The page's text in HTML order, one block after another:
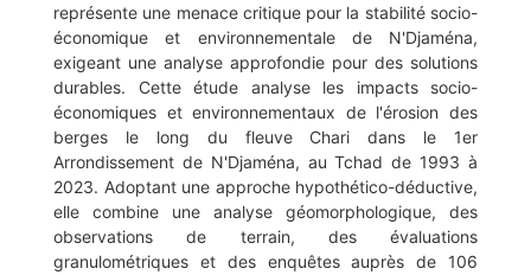
représente une menace critique pour la stabilité socio-
économique et environnementale de N'Djaména,
exigeant une analyse approfondie pour des solutions
durables. Cette étude analyse les impacts socio-
économiques et environnementaux de l'érosion des
berges le long du fleuve Chari dans le 1er
Arrondissement de N'Djaména, au Tchad de 1993 à
2023. Adoptant une approche hypothético-déductive,
elle combine une analyse géomorphologique, des
observations de terrain, des évaluations
granulométriques et des enquêtes auprès de 106